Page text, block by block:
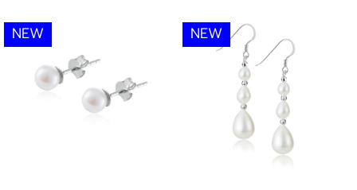
เก็บเครื่องประดับ
NEW NEW